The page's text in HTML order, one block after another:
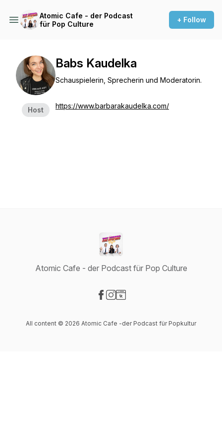
Atomic Cafe - der Podcast
für Pop Culture
+ Follow
Host
Babs Kaudelka
Schauspielerin, Sprecherin und Moderatorin.
https://www.barbarakaudelka.com/
Atomic Cafe - der Podcast für Pop Culture
All content © 2026 Atomic Cafe -der Podcast für Popkultur